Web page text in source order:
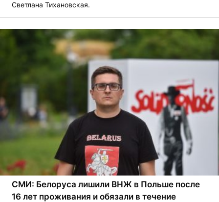
Светлана Тихановская.
СМИ: Белоруса лишили ВНЖ в Польше после
16 лет проживания и обязали в течение